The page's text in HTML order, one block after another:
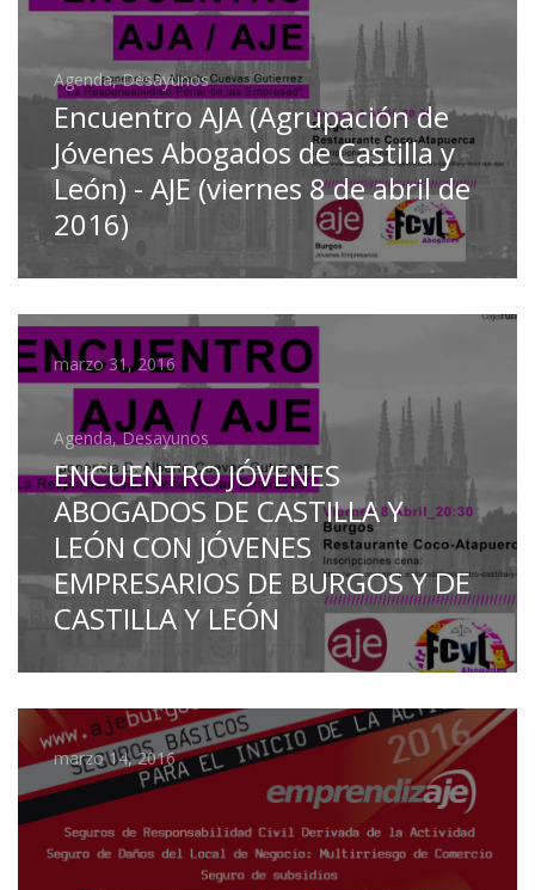
Agenda, Desayunos
Encuentro AJA (Agrupación de
Jóvenes Abogados de Castilla y
León) - AJE (viernes 8 de abril de
2016)
marzo 31, 2016
Agenda, Desayunos
ENCUENTRO JÓVENES
ABOGADOS DE CASTILLA Y
LEÓN CON JÓVENES
EMPRESARIOS DE BURGOS Y DE
CASTILLA Y LEÓN
marzo 14, 2016